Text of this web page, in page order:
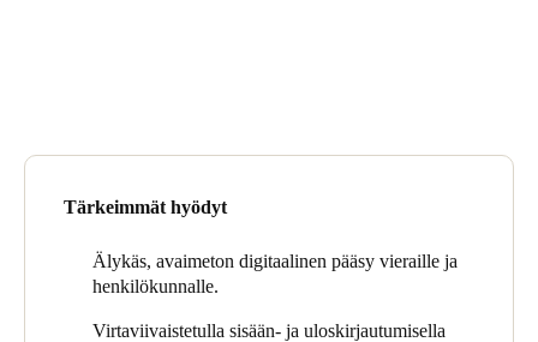
Français
Tärkeimmät hyödyt
Älykäs, avaimeton digitaalinen pääsy vieraille ja
henkilökunnalle.
Virtaviivaistetulla sisään- ja uloskirjautumisella